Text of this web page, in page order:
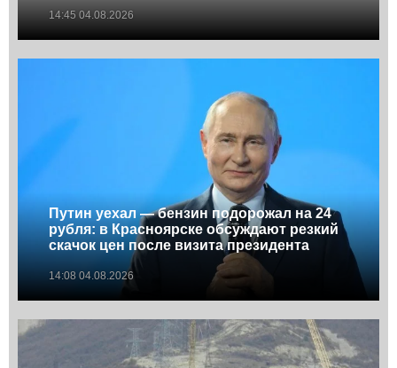
14:45 04.08.2026
Путин уехал — бензин подорожал на 24
рубля: в Красноярске обсуждают резкий
скачок цен после визита президента
14:08 04.08.2026